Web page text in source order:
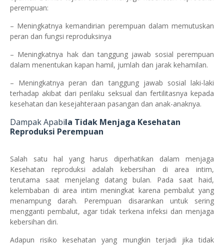
perempuan:
– Meningkatnya kemandirian perempuan dalam memutuskan
peran dan fungsi reproduksinya
– Meningkatnya hak dan tanggung jawab sosial perempuan
dalam menentukan kapan hamil, jumlah dan jarak kehamilan.
– Meningkatnya peran dan tanggung jawab sosial laki-laki
terhadap akibat dari perilaku seksual dan fertilitasnya kepada
kesehatan dan kesejahteraan pasangan dan anak-anaknya.
Dampak Apabila Tidak Menjaga Kesehatan
Reproduksi Perempuan
Salah satu hal yang harus diperhatikan dalam menjaga
Kesehatan reproduksi adalah kebersihan di area intim,
terutama saat menjelang datang bulan. Pada saat haid,
kelembaban di area intim meningkat karena pembalut yang
menampung darah. Perempuan disarankan untuk sering
mengganti pembalut, agar tidak terkena infeksi dan menjaga
kebersihan diri.
Adapun risiko kesehatan yang mungkin terjadi jika tidak